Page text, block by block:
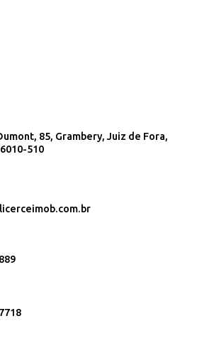
85, Grambery, Juiz de Fora,
510